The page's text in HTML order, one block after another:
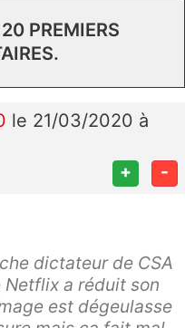
PREMIERS
le 21/03/2020 à
+ -
dictateur de CSA
a réduit son
est dégeulasse